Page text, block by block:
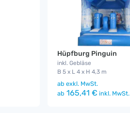
Hüpfburg Pinguin
inkl. Gebläse
B 5 x L 4 x H 4,3 m
ab exkl. MwSt.
ab 165,41 € inkl. MwSt.